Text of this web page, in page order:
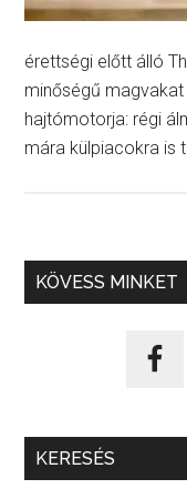
érettségi előtt álló
minőségű
hajtómotorja: régi
mára külpiacokra is
KÖVESS MINKET
KERESÉS